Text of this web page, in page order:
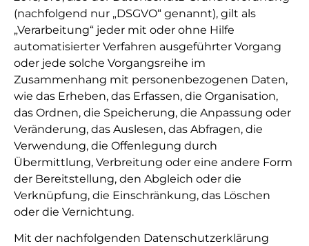
(nachfolgend nur „DSGVO“ genannt), gilt als
„Verarbeitung“ jeder mit oder ohne Hilfe
automatisierter Verfahren ausgeführter Vorgang
oder jede solche Vorgangsreihe im
Zusammenhang mit personenbezogenen Daten,
wie das Erheben, das Erfassen, die Organisation,
das Ordnen, die Speicherung, die Anpassung oder
Veränderung, das Auslesen, das Abfragen, die
Verwendung, die Offenlegung durch
Übermittlung, Verbreitung oder eine andere Form
der Bereitstellung, den Abgleich oder die
Verknüpfung, die Einschränkung, das Löschen
oder die Vernichtung.
Mit der nachfolgenden Datenschutzerklärung